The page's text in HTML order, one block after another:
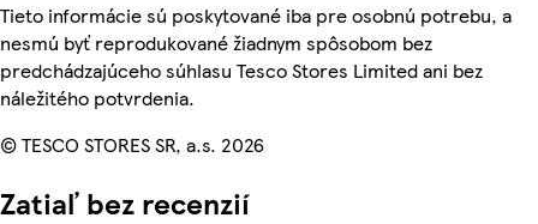
Tieto informácie sú poskytované iba pre osobnú potrebu, a
nesmú byť reprodukované žiadnym spôsobom bez
predchádzajúceho súhlasu Tesco Stores Limited ani bez
náležitého potvrdenia.
© TESCO STORES SR, a.s. 2026
Zatiaľ bez recenzií